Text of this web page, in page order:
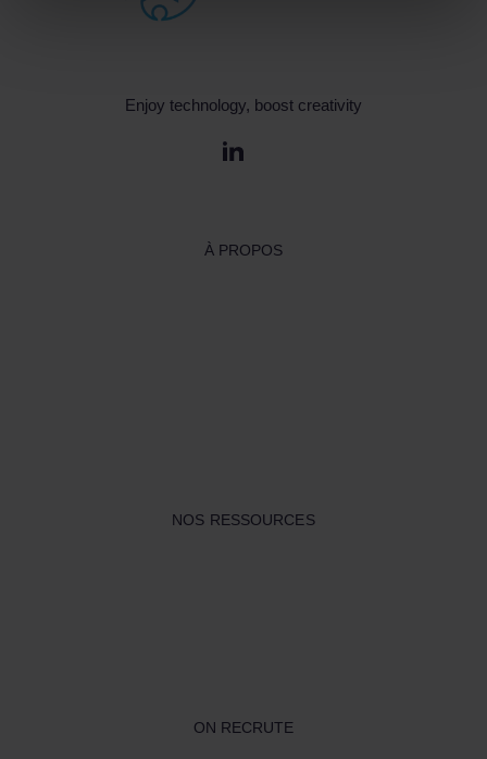
Enjoy technology, boost creativity
À PROPOS
NOS RESSOURCES
ON RECRUTE